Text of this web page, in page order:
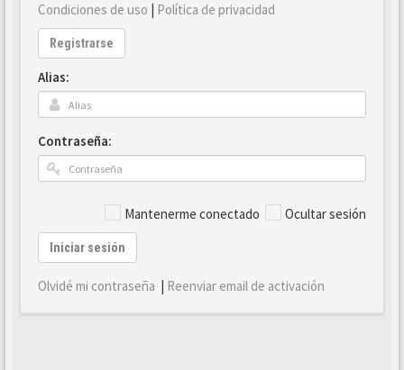
Condiciones de uso | Política de privacidad
Registrarse
Alias:
Contraseña:
Mantenerme conectado Ocultar sesión
Iniciar sesión
Olvidé mi contraseña | Reenviar email de activación